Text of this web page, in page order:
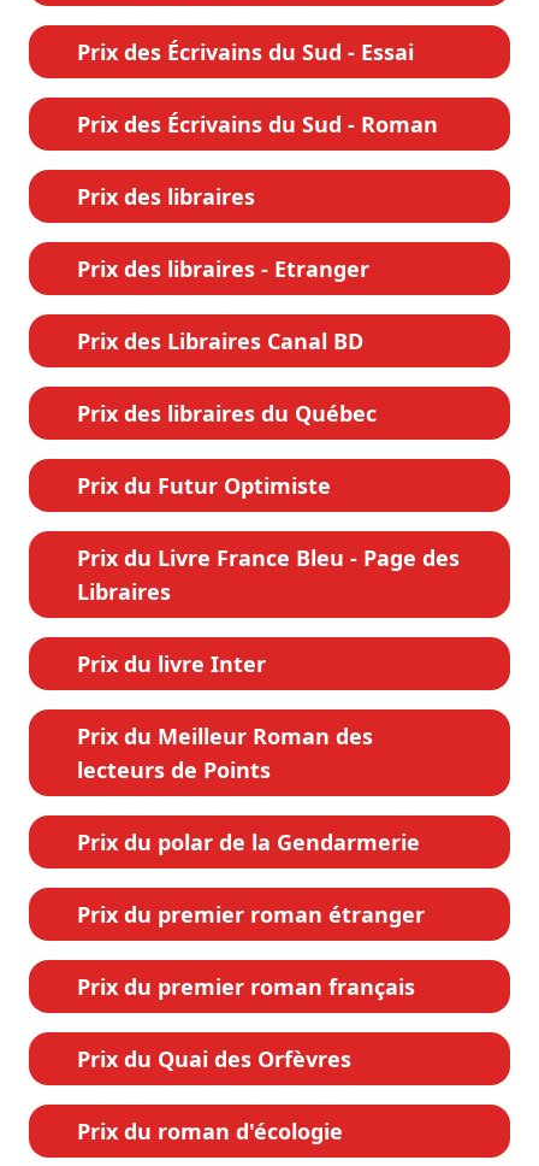
Prix des Écrivains du Sud - Essai
Prix des Écrivains du Sud - Roman
Prix des libraires
Prix des libraires - Etranger
Prix des Libraires Canal BD
Prix des libraires du Québec
Prix du Futur Optimiste
Prix du Livre France Bleu - Page des
Libraires
Prix du livre Inter
Prix du Meilleur Roman des
lecteurs de Points
Prix du polar de la Gendarmerie
Prix du premier roman étranger
Prix du premier roman français
Prix du Quai des Orfèvres
Prix du roman d'écologie